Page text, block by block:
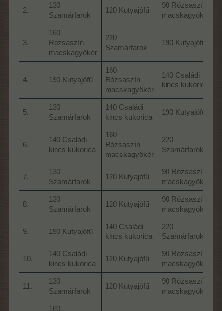
2.
130
Szamárfarok
120 Kutyajófű
90 Rózsaszín
macskagyökér
3.
160
Rózsaszín
macskagyökér
220
Szamárfarok
190 Kutyajófű
4. 190 Kutyajófű
160
Rózsaszín
macskagyökér
140 Családi
kincs kukorica
5.
130
Szamárfarok
140 Családi
kincs kukorica
190 Kutyajófű
6.
140 Családi
kincs kukorica
160
Rózsaszín
macskagyökér
220
Szamárfarok
7.
130
Szamárfarok
120 Kutyajófű
90 Rózsaszín
macskagyökér
8.
130
Szamárfarok
120 Kutyajófű
90 Rózsaszín
macskagyökér
9. 190 Kutyajófű
140 Családi
kincs kukorica
220
Szamárfarok
10.
140 Családi
kincs kukorica
120 Kutyajófű
90 Rózsaszín
macskagyökér
11.
130
Szamárfarok
120 Kutyajófű
90 Rózsaszín
macskagyökér
160